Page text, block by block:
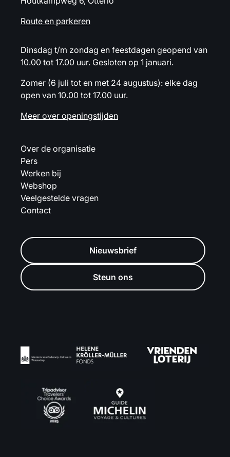
Route en parkeren
Dinsdag t/m zondag en feestdagen geopend van
10.00 tot 17.00 uur. Gesloten op 1 januari.
Zomer (6 juli tot en met 24 augustus): elke dag
open van 10.00 tot 17.00 uur.
Meer over openingstijden
Over de organisatie
Pers
Werken bij
Webshop
Veelgestelde vragen
Contact
Nieuwsbrief
Steun ons